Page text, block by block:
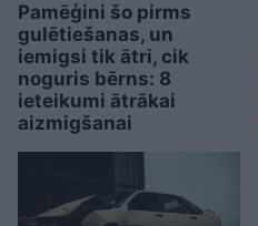
Pamēģini šo pirms
gulētiešanas, un
iemigsi tik ātri, cik
noguris bērns: 8
ieteikumi ātrākai
aizmigšanai